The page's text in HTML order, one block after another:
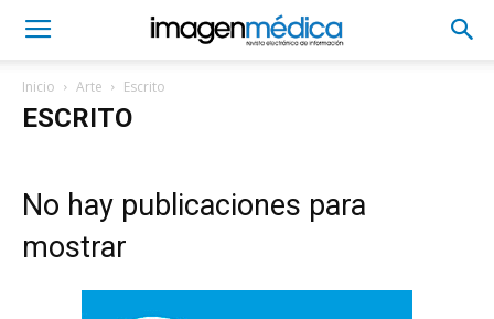
Inicio Arte Escrito
ESCRITO
No hay publicaciones para
mostrar